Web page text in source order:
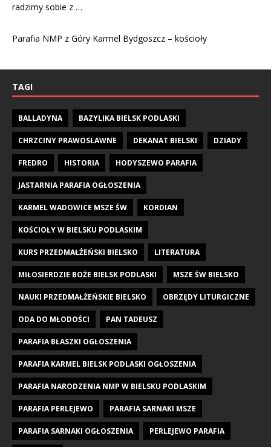
radzimy sobie z …
Parafia NMP z Góry Karmel Bydgoszcz – kościoły
TAGI
BALLADYNA BAZYLIKA BIELSK PODLASKI
CHRZCINY PRAWOSŁAWNE DEKANAT BIELSKI DZIADY
FREDRO HISTORIA HODYSZEWO PARAFIA
JASTARNIA PARAFIA OGŁOSZENIA
KARMEL WADOWICE MSZE ŚW KORDIAN
KOŚCIOŁY W BIELSKU PODLASKIM
KURS PRZEDMAŁŻEŃSKI BIELSKO LITERATURA
MIŁOSIERDZIE BOŻE BIELSK PODLASKI MSZE ŚW BIELSKO
NAUKI PRZEDMAŁŻEŃSKIE BIELSKO OBRZĘDY LITURGICZNE
ODA DO MŁODOŚCI PAN TADEUSZ
PARAFIA BŁASZKI OGŁOSZENIA
PARAFIA KARMEL BIELSK PODLASKI OGŁOSZENIA
PARAFIA NARODZENIA NMP W BIELSKU PODLASKIM
PARAFIA PERLEJEWO PARAFIA SARNAKI MSZE
PARAFIA SARNAKI OGŁOSZENIA PERLEJEWO PARAFIA